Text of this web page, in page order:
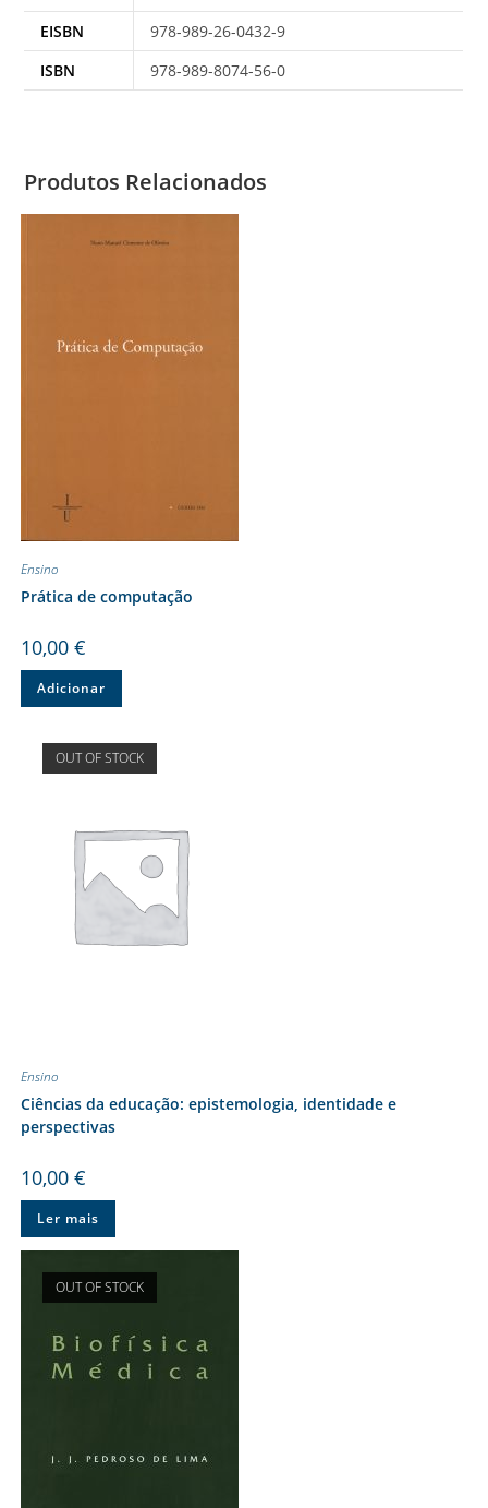
EISBN
978-989-26-0432-9
ISBN
978-989-8074-56-0
Produtos Relacionados
Ensino
Prática de computação
10,00 €
Adicionar
OUT OF STOCK
Ensino
Ciências da educação: epistemologia, identidade e
perspectivas
10,00 €
Ler mais
OUT OF STOCK